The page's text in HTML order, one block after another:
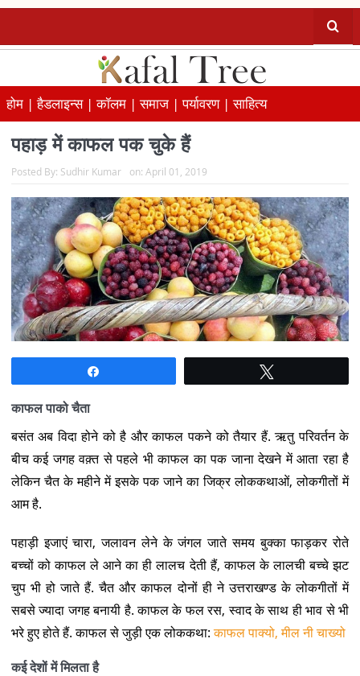
होम |हैडलाइन्स |कॉलम |समाज |पर्यावरण |साहित्य
पहाड़ में काफल पक चुके हैं
Posted By: Sudhir Kumar on: April 01, 2019
काफल पाको चैता
बसंत अब विदा होने को है और काफल पकने को तैयार हैं. ऋतु परिवर्तन के
बीच कई जगह वक़्त से पहले भी काफल का पक जाना देखने में आता रहा है
लेकिन चैत के महीने में इसके पक जाने का जिक्र लोककथाओं, लोकगीतों में
आम है.
पहाड़ी इजाएं चारा, जलावन लेने के जंगल जाते समय बुक्का फाड़कर रोते
बच्चों को काफल ले आने का ही लालच देती हैं, काफल के लालची बच्चे झट
चुप भी हो जाते हैं. चैत और काफल दोनों ही ने उत्तराखण्ड के लोकगीतों में
सबसे ज्यादा जगह बनायी है. काफल के फल रस, स्वाद के साथ ही भाव से भी
भरे हुए होते हैं. काफल से जुड़ी एक लोककथा:काफल पाक्यो, मील नी चाख्यो
कई देशों में मिलता है